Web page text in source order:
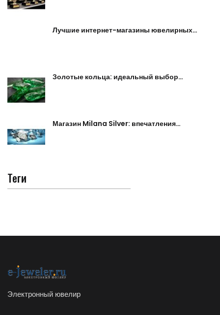
Лучшие интернет-магазины ювелирных…
Золотые кольца: идеальный выбор…
Магазин Milana Silver: впечатления…
Теги
Электронный ювелир